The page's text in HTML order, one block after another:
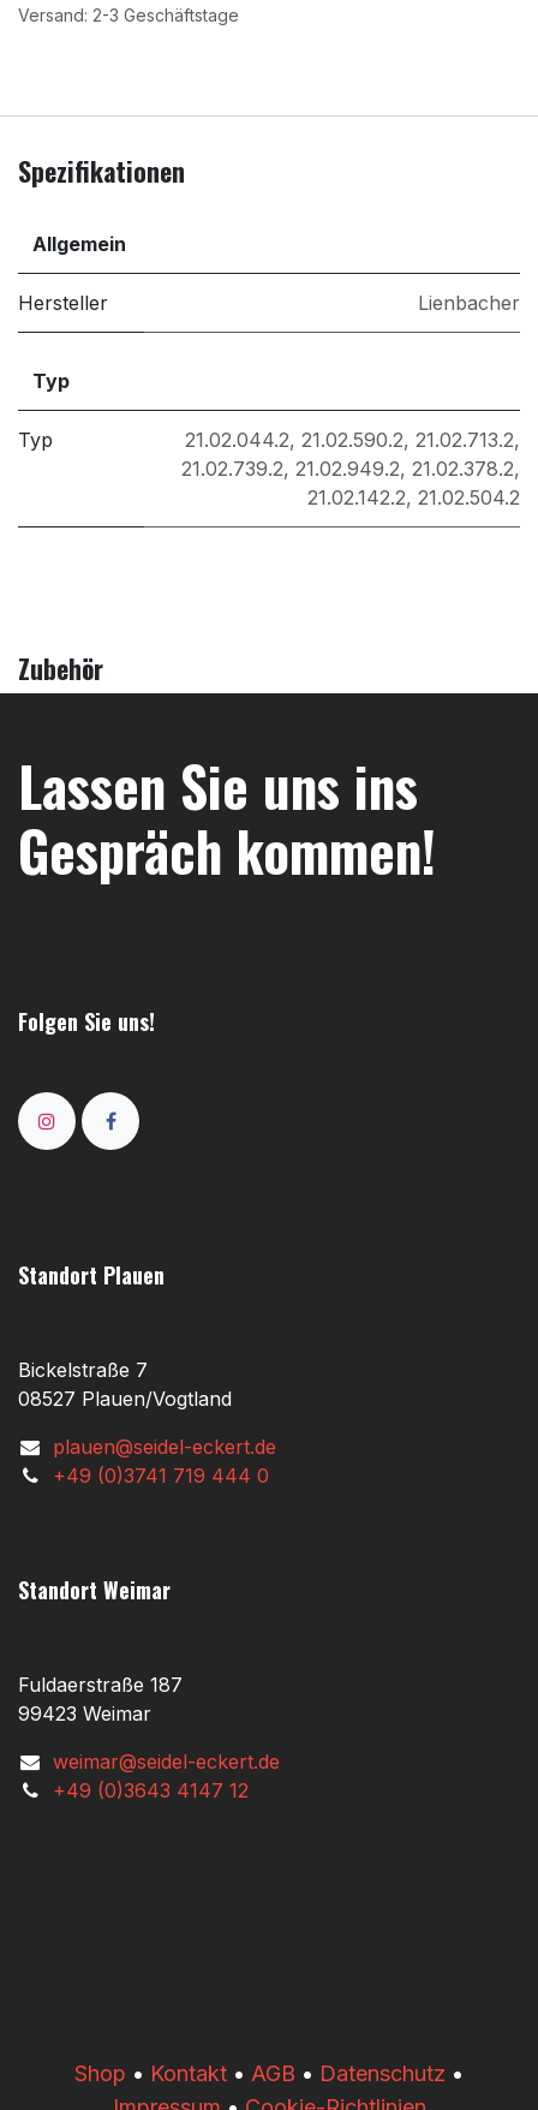
Versand: 2-3 Geschäftstage
Spezifikationen
Allgemein
Hersteller Lienbacher
Typ
Typ 21.02.044.2, 21.02.590.2, 21.02.713.2,
21.02.739.2, 21.02.949.2, 21.02.378.2,
21.02.142.2, 21.02.504.2
Zubehör
Lassen Sie uns ins
Gespräch kommen!
Folgen Sie uns!
Standort Plauen
Bickelstraße 7
08527 Plauen/Vogtland
plauen@seidel-eckert.de
+49 (0)3741 719 444 0
Standort Weimar
Fuldaerstraße 187
99423 Weimar
weimar@seidel-eckert.de
+49 (0)3643 4147 12
​​Shop • Kontakt • AGB • Datenschutz •